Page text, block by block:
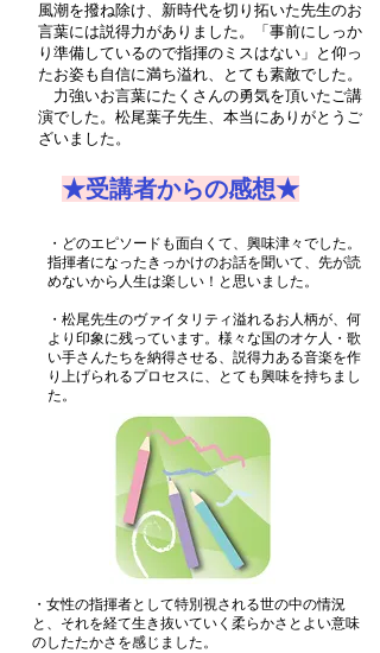
風潮を撥ね除け、新時代を切り拓いた先生のお
言葉には説得力がありました。「事前にしっか
り準備しているので指揮のミスはない」と仰っ
たお姿も自信に満ち溢れ、とても素敵でした。
力強いお言葉にたくさんの勇気を頂いたご講
演でした。松尾葉子先生、本当にありがとうご
ざいました。
★受講者からの感想★
・どのエピソードも面白くて、興味津々でした。
指揮者になったきっかけのお話を聞いて、先が読
めないから人生は楽しい！と思いました。
・松尾先生のヴァイタリティ溢れるお人柄が、何
より印象に残っています。様々な国のオケ人・歌
い手さんたちを納得させる、説得力ある音楽を作
り上げられるプロセスに、とても興味を持ちまし
た。
・女性の指揮者として特別視される世の中の情況
と、それを経て生き抜いていく柔らかさとよい意味
のしたたかさを感じました。